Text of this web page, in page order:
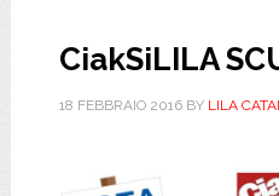
CiakSiLILA
18 FEBBRAIO 2016BY LILA